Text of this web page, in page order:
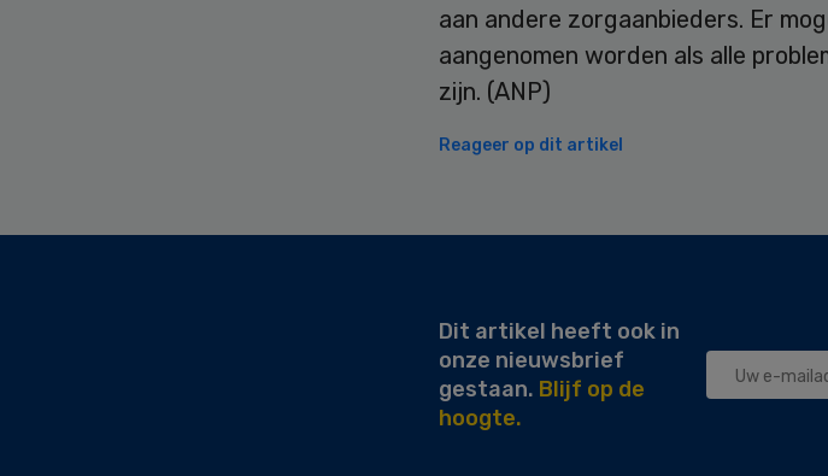
aan andere zorgaanbieders. Er
aangenomen worden als alle
zijn. (ANP)
Reageer op dit artikel
Dit artikel heeft ook in
onze nieuwsbrief
gestaan. Blijf op de
hoogte.